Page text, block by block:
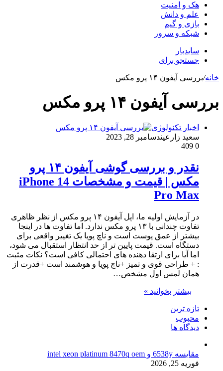
هک و امنیت
علم و دانش
بازی و گیم
شبکه و سرور
سایدبار
جستجو برای
خانه/بررسی آیفون ۱۴ پرو مکس
بررسی آیفون ۱۴ پرو مکس
اخبار تکنولوژی
سعید زارعیندسامبر 28, 2023
0
نقدر و بررسی گوشی آیفون ۱۴ پرو
مکس | قیمت و مشخصات iPhone 14
Pro Max
در آزمایش اولیه ما، اپل آیفون ۱۴ پرو مکس از نظر ظاهری
تفاوت چندانی با ۱۳ پرو مکس ندارد. اما تفاوت ها در اینجا
بیشتر از عمق پوست است و ناچ پویا یک تغییر واقعی برای
دستگاه است. قیمت پایین تر از حد انتظار استقبال می شود،
اما آیا برای ارتقا دهنده های احتمالی کافی است؟ نکات مثبت
: + طراحی قوی و تمیز +ناچ پویا و هوشمند است +قدرت از
همان لمس اول مشخص…
بیشتر بخوانید »
تازه ترین
محبوب
دیدگاه ها
مقایسه 6538y و intel xeon platinum 8470q oem
فوریه 25, 2026